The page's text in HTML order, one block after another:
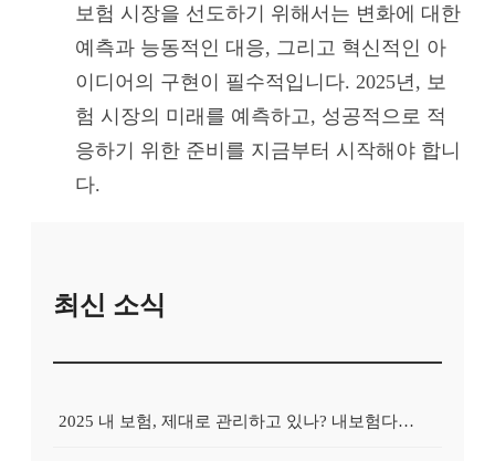
보험 시장을 선도하기 위해서는 변화에 대한
예측과 능동적인 대응, 그리고 혁신적인 아
이디어의 구현이 필수적입니다. 2025년, 보
험 시장의 미래를 예측하고, 성공적으로 적
응하기 위한 준비를 지금부터 시작해야 합니
다.
최신 소식
2025 내 보험, 제대로 관리하고 있나? 내보험다보여로 간편하게 진단!